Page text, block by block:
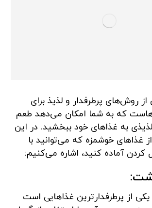
روش‌های پرطرفدار و لذیذ برای
که به شما امکان می‌دهد طعم
به غذاهای خود ببخشید. در این
غذاهای خوشمزه که می‌توانید با
کردن آماده کنید، اشاره می‌کنیم:
از پرطرفدارترین غذاهایی است